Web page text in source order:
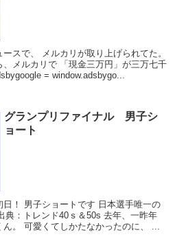
スで、 メルカリが取り上げられてた。
メルカリで 「現金三万円」が三万七千
= window.adsbygo...
グランプリファイナル 男子シ
ョート
！ 男子ショートです 日本選手唯一の
典：トレンド40ｓ＆50s 去年、一昨年
ん。 可愛くてしかたなかったのに、 ...